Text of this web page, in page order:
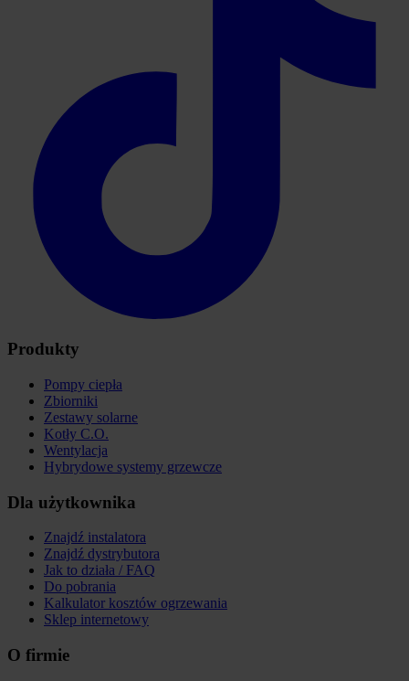
Produkty
Pompy ciepła
Zbiorniki
Zestawy solarne
Kotły C.O.
Wentylacja
Hybrydowe systemy grzewcze
Dla użytkownika
Znajdź instalatora
Znajdź dystrybutora
Jak to działa / FAQ
Do pobrania
Kalkulator kosztów ogrzewania
Sklep internetowy
O firmie